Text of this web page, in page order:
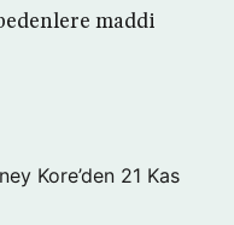
maddi
Kore’den 21 Kas